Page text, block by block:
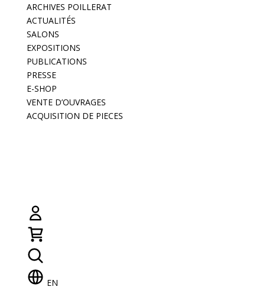
ARCHIVES POILLERAT
ACTUALITÉS
SALONS
EXPOSITIONS
PUBLICATIONS
PRESSE
E-SHOP
VENTE D’OUVRAGES
ACQUISITION DE PIECES
EN